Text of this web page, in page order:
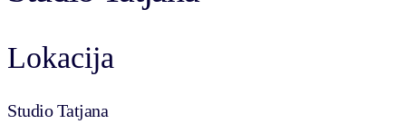
Lokacija
Studio Tatjana